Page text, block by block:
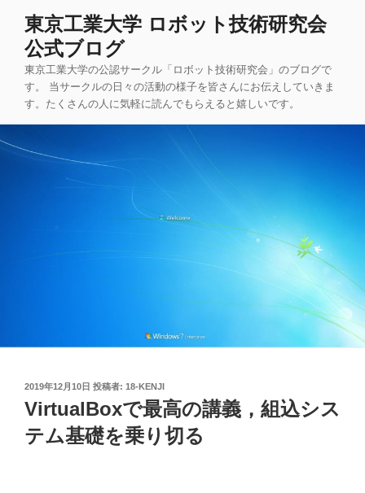
ス
キ
東京工業大学 ロボット技術研究会
公式ブログ
東京工業大学の公認サークル「ロボット技術研究会」のブログで
す。 当サークルの日々の活動の様子を皆さんにお伝えしていきま
す。たくさんの人に気軽に読んでもらえると嬉しいです。
投
稿
日:
2019年12月10日 投稿者: 18-KENJI
VirtualBoxで最高の講義，組込シス
テム基礎を乗り切る